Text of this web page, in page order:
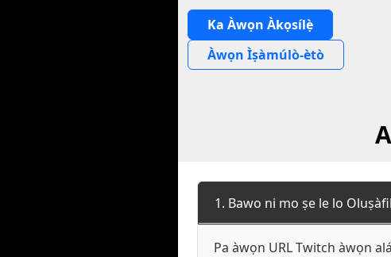
Ka Àwọn Àkọsílẹ̀
Àwọn Ìṣàmúlò-ètò
1. Bawo ni mo ṣe le lo
Pa àwọn URL Twitch àwọn